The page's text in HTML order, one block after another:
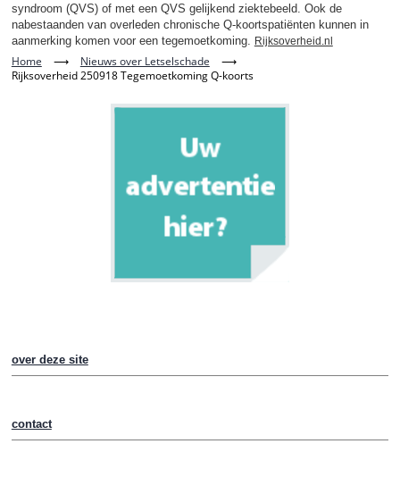
syndroom (QVS) of met een QVS gelijkend ziektebeeld. Ook de
nabestaanden van overleden chronische Q-koortspatiënten kunnen in
aanmerking komen voor een tegemoetkoming.
Rijksoverheid.nl
Home ⟶ Nieuws over Letselschade
⟶
Rijksoverheid 250918 Tegemoetkoming Q-koorts
over deze site
contact